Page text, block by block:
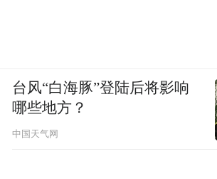
台风“白海豚”登陆后将影响
哪些地方？
中国天气网